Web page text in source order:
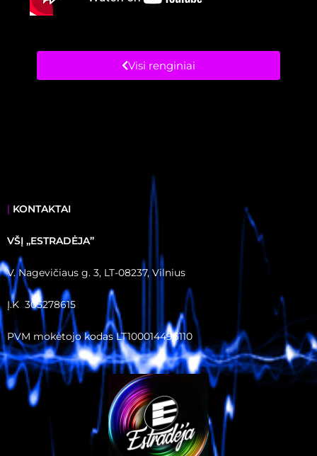
Visi renginiai
| KONTAKTAI
VŠĮ ,,ESTRADĖJA”
V. Nagevičiaus g. 3, LT-08237, Vilnius
Į.K 305278615
PVM mokėtojo kodas LT100014496110